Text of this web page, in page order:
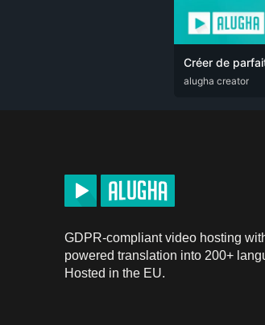
Créer de
ARA CAT DEU
alugha creator
GDPR-compliant video hosting
powered translation into 200+
Hosted in the EU.